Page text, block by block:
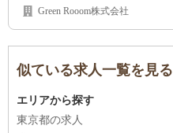
Green Rooom株式会社
似ている求人一覧を見る
エリアから探す
東京都の求人